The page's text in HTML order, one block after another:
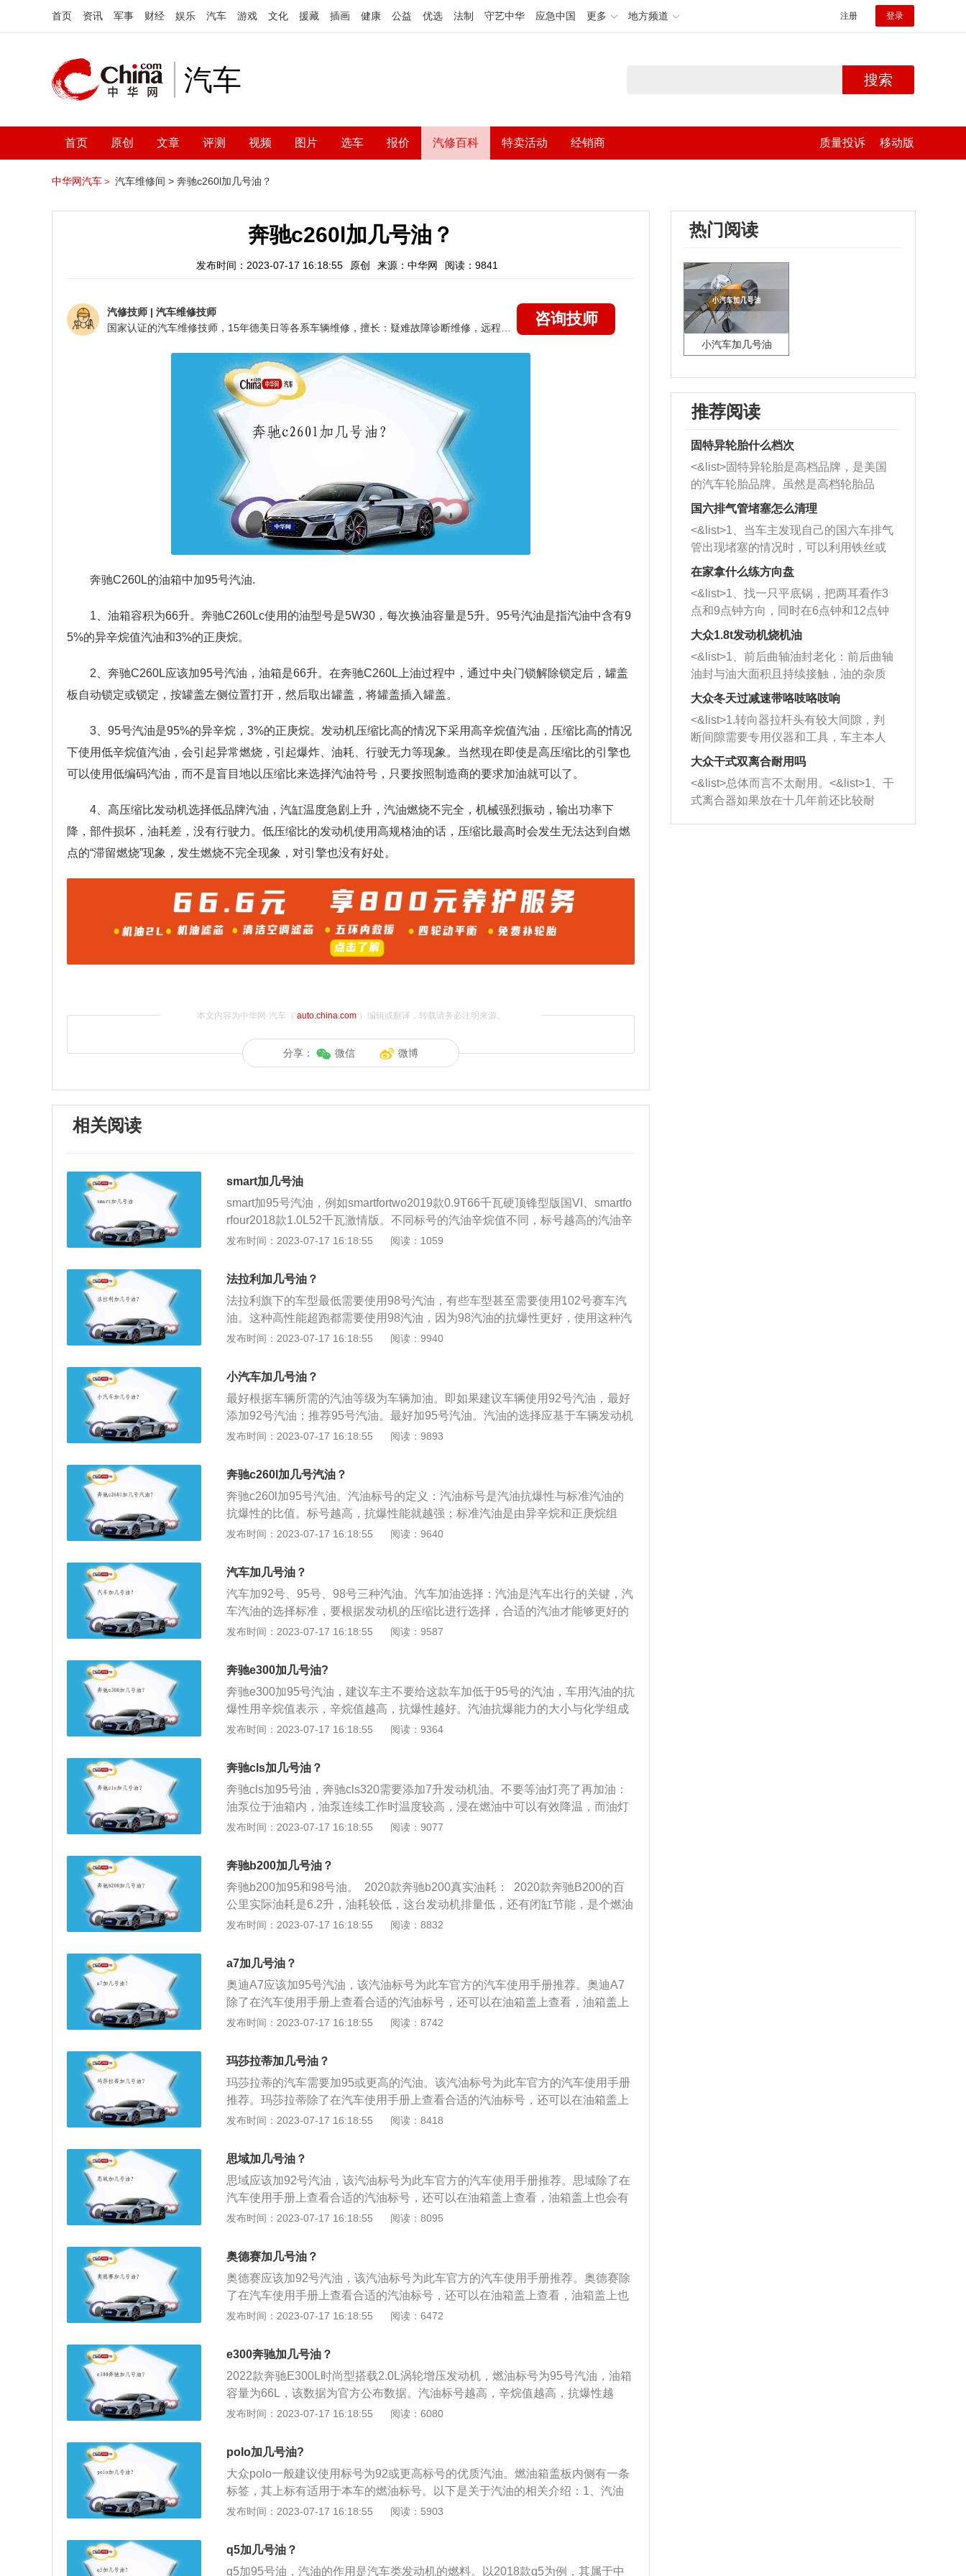
首页 资讯 军事 财经 娱乐 汽车 游戏 文化 援藏 插画 健康 公益 优选 法制 守艺中华 应急中国 更多 地方频道 注册 登录
汽车 搜索
首页 原创 文章 评测 视频 图片 选车 报价 汽修百科 特卖活动 经销商 质量投诉 移动版
中华网汽车＞ 汽车维修间 > 奔驰c260l加几号油？
奔驰c260l加几号油？
发布时间：2023-07-17 16:18:55 原创 来源：中华网 阅读：9841
汽修技师 | 汽车维修技师
咨询技师
奔驰C260L的油箱中加95号汽油.
1、油箱容积为66升。奔驰C260Lc使用的油型号是5W30，每次换油容量是5升。95号汽油是指汽油中含有9
5%的异辛烷值汽油和3%的正庚烷。
2、奔驰C260L应该加95号汽油，油箱是66升。在奔驰C260L上油过程中，通过中央门锁解除锁定后，罐盖
板自动锁定或锁定，按罐盖左侧位置打开，然后取出罐盖，将罐盖插入罐盖。
3、95号汽油是95%的异辛烷，3%的正庚烷。发动机压缩比高的情况下采用高辛烷值汽油，压缩比高的情况
下使用低辛烷值汽油，会引起异常燃烧，引起爆炸、油耗、行驶无力等现象。当然现在即使是高压缩比的引擎也
可以使用低编码汽油，而不是盲目地以压缩比来选择汽油符号，只要按照制造商的要求加油就可以了。
4、高压缩比发动机选择低品牌汽油，汽缸温度急剧上升，汽油燃烧不完全，机械强烈振动，输出功率下
降，部件损坏，油耗差，没有行驶力。低压缩比的发动机使用高规格油的话，压缩比最高时会发生无法达到自燃
点的“滞留燃烧”现象，发生燃烧不完全现象，对引擎也没有好处。
本文内容为中华网·汽车（ auto.china.com）编辑或翻译，转载请务必注明来源。
分享： 微信 微博
相关阅读
smart加几号油
smart加95号汽油，例如smartfortwo2019款0.9T66千瓦硬顶锋型版国VI、smartfo
rfour2018款1.0L52千瓦激情版。不同标号的汽油辛烷值不同，标号越高的汽油辛
烷值也是越高的。辛烷值越高的汽油稳定性也是越好的，很多汽车的发动机都需
martfortwo2019款0.9T66千瓦硬顶锋型版国VI车身尺寸分别是2695mm、1663m
m、1544mm，车身结构是3门2座三厢车，轴距是1873mm，采用0.9L涡轮增
压，最大马力90Ps，最大功率66kW，最大扭矩135牛米，使用95号汽油，匹配6
档干式双离合变速箱(DCT)。2、smartforfour2018款1.0L52千瓦激情版车身尺寸
分别是3495mm、1665mm、1554mm，车身结构是5门4座三厢车，轴距是2494
使用95号汽油，匹配6档干式双离合变速箱(DCT)。（以上数据来源有驾官网）
发布时间：2023-07-17 16:18:55 阅读：1059
法拉利加几号油？
法拉利旗下的车型最低需要使用98号汽油，有些车型甚至需要使用102号赛车汽
油。这种高性能超跑都需要使用98汽油，因为98汽油的抗爆性更好，使用这种汽
油不会导致发动机爆震。低标号油的车加高标号油的情况：如果是低标号油的汽
的辛烷值要比低标号汽油更高，燃烧也更充分，所以车辆在动力表现方面也将更
标号汽油，例如把原先的97号油加成了目前的92号油，就需要引起注意。当把高
标号汽油加成了低标号汽油时，车辆会出现动力不足、油耗升高等情况。有些车
辆的发动机故障灯会报警，甚至出现熄火无法启动的现象，但只要不是长期使
及时将油箱中的汽油导出，并及时清洁油箱和油路系统，以减少低油品对发动机
的伤害。
发布时间：2023-07-17 16:18:55 阅读：9940
小汽车加几号油？
最好根据车辆所需的汽油等级为车辆加油。即如果建议车辆使用92号汽油，最好
添加92号汽油；推荐95号汽油。最好加95号汽油。汽油的选择应基于车辆发动机
的压缩比。最好使用汽车制造商推荐的品牌，或使用相邻的较高品牌。例如，盲
高防爆的优势，也会造成资源浪费。汽油标签上标明了油的辛烷值。辛烷值是汽
气缸，然后压缩到较小的空间进行点火和燃烧。油气压缩应能经受高温高压试
验，确保点火前不自燃，这是汽油的防爆性能。如果辛烷值不合格，压缩过程中
油气被动燃烧，功率下降。长期使用会导致进气门积碳，严重影响车辆的正常行
发布时间：2023-07-17 16:18:55 阅读：9893
奔驰c260l加几号汽油？
奔驰c260l加95号汽油。汽油标号的定义：汽油标号是汽油抗爆性与标准汽油的
抗爆性的比值。标号越高，抗爆性能就越强；标准汽油是由异辛烷和正庚烷组
成，并不是标号越高越好，要根据发动机压缩比合理选择汽油标号。发动机压缩
核心节能指标。引擎的运行是由气缸的“吸气-压缩-燃烧-排气-吸气”这样周而复始
发布时间：2023-07-17 16:18:55 阅读：9640
汽车加几号油？
汽车加92号、95号、98号三种汽油。汽车加油选择：汽油是汽车出行的关键，汽
车汽油的选择标准，要根据发动机的压缩比进行选择，合适的汽油才能够更好的
保证汽车更好的行驶。在给车加油时，只要根据自己车内的使用说明要求加油就
卖的汽油主要有92号、95号、98号三种。92号汽油的抗爆性最低，同样价格也最
置。普通自然吸气式发动机的汽车，对燃油要求不是很高，一般情况下加92号汽
油就可以满足发动机的需求。涡轮增压或者压缩比较高的汽车适合加95号汽油，
高档豪华或者大马力汽车对燃油的品质要求高，加98号汽油。
发布时间：2023-07-17 16:18:55 阅读：9587
奔驰e300加几号油?
奔驰e300加95号汽油，建议车主不要给这款车加低于95号的汽油，车用汽油的抗
爆性用辛烷值表示，辛烷值越高，抗爆性越好。汽油抗爆能力的大小与化学组成
有关。奔驰e一共使用了三款发动机，分别是1.5升涡轮增压发动机、低功率版2.0
84马力和280牛米的最大扭矩，这款发动机的最大扭矩转速为每分钟3000到4000
和370牛米的最大扭矩，这款发动机的最大扭矩转速为每分钟1800到4000转，最
大功率转速为每分钟6100转；高力率版2.0升涡轮增压发动机拥有299马力和400
牛米的最大扭矩，这款发动机的最大扭矩转速为每分钟3000到4000转，最大功率
发布时间：2023-07-17 16:18:55 阅读：9364
奔驰cls加几号油？
奔驰cls加95号油，奔驰cls320需要添加7升发动机油。不要等油灯亮了再加油：
油泵位于油箱内，油泵连续工作时温度较高，浸在燃油中可以有效降温，而油灯
亮时说明油面已低于油泵，如果每次都等灯亮再去加油会缩短油泵的使用寿命，
必要一定要把油箱加满，如果加满油箱就会增加引擎的负荷，会增加油耗。
发布时间：2023-07-17 16:18:55 阅读：9077
奔驰b200加几号油？
奔驰b200加95和98号油。 2020款奔驰b200真实油耗： 2020款奔驰B200的百
公里实际油耗是6.2升，油耗较低，这台发动机排量低，还有闭缸节能，是个燃油
经济性不错的车。 奔驰b200优缺点： 内饰用料好，主要是软质材料和皮质材
后排舒适度和动力一般，进口小众车由于保有量少，后期保养费用较贵。
发布时间：2023-07-17 16:18:55 阅读：8832
a7加几号油？
奥迪A7应该加95号汽油，该汽油标号为此车官方的汽车使用手册推荐。奥迪A7
除了在汽车使用手册上查看合适的汽油标号，还可以在油箱盖上查看，油箱盖上
也会有标明。通常也可以根据发动机的压缩比决定加的油号，发动机压缩比在8.6
油，如果压缩比更高，则选择98号汽油，但现在随着一些新技术的使用，不能单
看压缩比而决定用什么标号的汽油，压缩比高也可以调校成用低标号的汽油。因
为除了压缩比以外，还有其他因素的影响，比如点火提前角、涡轮增压技术、阿
特金森循环技术等。一般来说，汽油标号越高，辛烷值越高，抗爆性越好。92号
汽油富含92%的异辛烷，8%的正庚烷；而95号汽油富含95%的异辛烷，5%的正
长期加错汽油标号，则会有以下影响：建议低标号的车辆错加高标号汽油不会有
损伤，但辛烷值的提高会改变燃油的燃点导致发动机出现滞燃现象。也就是发动
机的做功能力和热效率均会降低，实际反馈的体验是动力变差；建议高标号的车
缩冲程中会被提前点燃，在压缩冲程中一旦在火花塞没有在点火之前爆燃，上升
只是噪音加大，对发动机的损伤并不明显；如是有明显爆震感则说明发动机的工
况已经非常严重，震动影响的不仅是行驶稳定性，而且会造成活塞和气缸的异常
磨损，严重还会拉缸。
发布时间：2023-07-17 16:18:55 阅读：8742
玛莎拉蒂加几号油？
玛莎拉蒂的汽车需要加95或更高的汽油。该汽油标号为此车官方的汽车使用手册
推荐。玛莎拉蒂除了在汽车使用手册上查看合适的汽油标号，还可以在油箱盖上
查看，油箱盖上也会有标明。通常也可以根据发动机的压缩比决定加的油号，发
汽车选择95号汽油，如果压缩比更高，则选择98号汽油，但现在随着一些新技术
标号的汽油。因为除了压缩比以外，还有其他因素的影响，比如点火提前角、涡
轮增压技术、阿特金森循环技术等。一般来说，汽油标号越高，辛烷值越高，抗
爆性越好。92号汽油富含92%的异辛烷，8%的正庚烷；而95号汽油富含95%的
油标号即可，但如长期加错汽油标号，则会有以下影响：建议低标号的车辆错加
高标号汽油不会有损伤，但辛烷值的提高会改变燃油的燃点导致发动机出现滞燃
现象。也就是发动机的做功能力和热效率均会降低，实际反馈的体验是动力变
汽油燃点降低后在压缩冲程中会被提前点燃，在压缩冲程中一旦在火花塞没有在
定，如果是无感爆震只是噪音加大，对发动机的损伤并不明显；如是有明显爆震
感则说明发动机的工况已经非常严重，震动影响的不仅是行驶稳定性，而且会造
成活塞和气缸的异常磨损，严重还会拉缸。
发布时间：2023-07-17 16:18:55 阅读：8418
思域加几号油？
思域应该加92号汽油，该汽油标号为此车官方的汽车使用手册推荐。思域除了在
汽车使用手册上查看合适的汽油标号，还可以在油箱盖上查看，油箱盖上也会有
标明。通常也可以根据发动机的压缩比决定加的油号，发动机压缩比在8.6-9.9之
果压缩比更高，则选择98号汽油，但现在随着一些新技术的使用，不能单看压缩
比而决定用什么标号的汽油，压缩比高也可以调校成用低标号的汽油。因为除了
压缩比以外，还有其他因素的影响，比如点火提前角、涡轮增压技术、阿特金森
循环技术等。一般来说，汽油标号越高，辛烷值越高，抗爆性越好。92号汽油富
含92%的异辛烷，8%的正庚烷；而95号汽油富含95%的异辛烷，5%的正庚烷。
汽油标号，则会有以下影响：建议低标号的车辆错加高标号汽油不会有损伤，但
辛烷值的提高会改变燃油的燃点导致发动机出现滞燃现象。也就是发动机的做功
能力和热效率均会降低，实际反馈的体验是动力变差；建议高标号的车辆使用低
会被提前点燃，在压缩冲程中一旦在火花塞没有在点火之前爆燃，上升的冲程会
加大，对发动机的损伤并不明显；如是有明显爆震感则说明发动机的工况已经非
常严重，震动影响的不仅是行驶稳定性，而且会造成活塞和气缸的异常磨损，严
重还会拉缸。
发布时间：2023-07-17 16:18:55 阅读：8095
奥德赛加几号油？
奥德赛应该加92号汽油，该汽油标号为此车官方的汽车使用手册推荐。奥德赛除
了在汽车使用手册上查看合适的汽油标号，还可以在油箱盖上查看，油箱盖上也
会有标明。通常也可以根据发动机的压缩比决定加的油号，发动机压缩比在8.6-9.
油，如果压缩比更高，则选择98号汽油，但现在随着一些新技术的使用，不能单
为除了压缩比以外，还有其他因素的影响，比如点火提前角、涡轮增压技术、阿
特金森循环技术等。一般来说，汽油标号越高，辛烷值越高，抗爆性越好。92号
汽油富含92%的异辛烷，8%的正庚烷；而95号汽油富含95%的异辛烷，5%的正
长期加错汽油标号，则会有以下影响：建议低标号的车辆错加高标号汽油不会有
损伤，但辛烷值的提高会改变燃油的燃点导致发动机出现滞燃现象。也就是发动
机的做功能力和热效率均会降低，实际反馈的体验是动力变差；建议高标号的车
缩冲程中会被提前点燃，在压缩冲程中一旦在火花塞没有在点火之前爆燃，上升
只是噪音加大，对发动机的损伤并不明显；如是有明显爆震感则说明发动机的工
况已经非常严重，震动影响的不仅是行驶稳定性，而且会造成活塞和气缸的异常
发布时间：2023-07-17 16:18:55 阅读：6472
e300奔驰加几号油？
2022款奔驰E300L时尚型搭载2.0L涡轮增压发动机，燃油标号为95号汽油，油箱
容量为66L，该数据为官方公布数据。汽油标号越高，辛烷值越高，抗爆性越
好。95号汽油富含95%的异辛烷，5%的正庚烷。奔驰E300L除了在汽车使用手册
可以根据发动机的压缩比决定加的油号，发动机压缩比在8.6-9.9之间的汽车选择
92号汽油，发动机压缩比在10.0-11.5之间的汽车选择95号汽油，如果压缩比更
高，则选择98号汽油，但现在随着一些新技术的使用，不能单看压缩比而决定用
什么标号的汽油，压缩比高也可以调校成用低标号的汽油，因为除了压缩比以
外，还有其他因素的影响，比如点火提前角、涡轮增压技术、阿特金森循环技术
如长期加错汽油标号，则会有以下影响：建议低标号的车辆错加高标号汽油不会
有损伤，但辛烷值的提高会改变燃油的燃点导致发动机出现滞燃现象。也就是发
发布时间：2023-07-17 16:18:55 阅读：6080
polo加几号油?
大众polo一般建议使用标号为92或更高标号的优质汽油。燃油箱盖板内侧有一条
标签，其上标有适用于本车的燃油标号。以下是关于汽油的相关介绍：1、汽油
重要的特性为蒸发性、抗爆性、安定性、安全性和腐蚀性。汽油按牌号来生产和
（IV）的汽油牌号有3个，分别为90号、93号、97号。国（V）分别为89号、92
号、95号。2、汽油的牌号按辛烷值划分。高压缩比的发动机如果选用低牌号汽
发布时间：2023-07-17 16:18:55 阅读：5903
q5加几号油？
q5加95号油，汽油的作用是汽车类发动机的燃料。以2018款q5为例，其属于中
热门阅读
小汽车加几号油
推荐阅读
固特异轮胎什么档次
<&list>固特异轮胎是高档品牌，是美国
的汽车轮胎品牌。虽然是高档轮胎品
牌，但是中高低端的轮胎都有生产，这
也是为了更好的开拓市场。
国六排气管堵塞怎么清理
<&list>1、当车主发现自己的国六车排气
管出现堵塞的情况时，可以利用铁丝或
者是细棍，直接将杂物给取出来，如果
堵塞情况比较严重，也可以采取应急措
施。 <&list>2、直接利用木棍将所有的
杂物推到排气管里面的位置处，然后将
三元催化器拆解开，就可以将堵塞的东
西取出来。但如果是因为积碳过多引起
的堵塞，就需要将三元催化器泡在草酸
洗剂对堵塞的情况得到解决，将清洗剂
放在燃油箱中，与燃油混合后，车辆启
动时，就可以和汽油一起进入到燃烧
室，最后形成废气排出，就可以让三元
催化器得到清洗，排气管堵塞的情况就
能够得到解决。
在家拿什么练方向盘
<&list>1、找一只平底锅，把两耳看作3
点和9点钟方向，同时在6点钟和12点钟
方向做一个标记。 <&list>2、双手握住
一圈半的练习，往右同样也要打相同的
圈数。 <&list>3、最后强调要反复练
习，这样就可以形成肌肉记忆，在真实
驾驶车辆时，不需要记忆也能打好方
向。
大众1.8t发动机烧机油
<&list>1、前后曲轴油封老化：前后曲轴
油封与油大面积且持续接触，油的杂质
和发动机内持续温度变化使其密封效果
逐渐减弱，导致渗油或漏油。<&list>2、
活塞间隙过大：积碳会使活塞环与缸体
的间隙扩大，导致机油流入燃烧室中，
造成烧机油。<&list>3、机油粘度。使用
机油粘度过小的话，同样会有烧机油现
象，机油粘度过小具有很好的流动性，
大众冬天过减速带咯吱咯吱响
<&list>1.转向器拉杆头有较大间隙，判
断间隙需要专用仪器和工具，车主本人
无法制作，需要将车辆送到修理厂或4s
店；<&list>2.车辆半轴套管防尘罩破
裂，破裂后会出现漏油现象，使半轴磨
损严重，磨损的半轴容易损坏，产生异
响；<&list>3.稳定器的转向胶套和球头
大众干式双离合耐用吗
<&list>总体而言不太耐用。<&list>1、干
式离合器如果放在十几年前还比较耐